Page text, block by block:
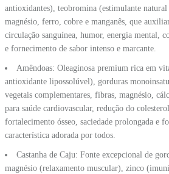
antioxidantes), teobromina (estimulante natural
magnésio, ferro, cobre e manganês, que
circulação sanguínea, humor, energia mental,
e fornecimento de sabor intenso e marcante.
Amêndoas: Oleaginosa premium rica em
antioxidante lipossolúvel), gorduras
vegetais complementares, fibras, magnésio,
para saúde cardiovascular, redução do
fortalecimento ósseo, saciedade prolongada e
característica adorada por todos.
Castanha de Caju: Fonte excepcional de
magnésio (relaxamento muscular), zinco